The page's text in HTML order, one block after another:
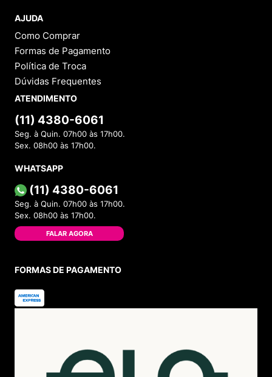
AJUDA
Como Comprar
Formas de Pagamento
Política de Troca
Dúvidas Frequentes
ATENDIMENTO
(11) 4380-6061
Seg. à Quin. 07h00 às 17h00.
Sex. 08h00 às 17h00.
WHATSAPP
(11) 4380-6061
Seg. à Quin. 07h00 às 17h00.
Sex. 08h00 às 17h00.
FALAR AGORA
FORMAS DE PAGAMENTO